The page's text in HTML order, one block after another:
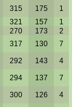
315 175 1
321 157 1
270 173 2
317 130 7
292 143 4
294 137 7
300 126 4